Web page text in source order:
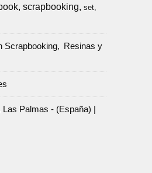
scrapbooking set
Scrapbooking
Resinas y
Palmas - (España) |